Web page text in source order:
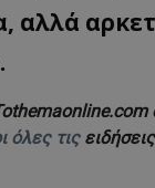
αλλά
όλες τις ειδήσεις